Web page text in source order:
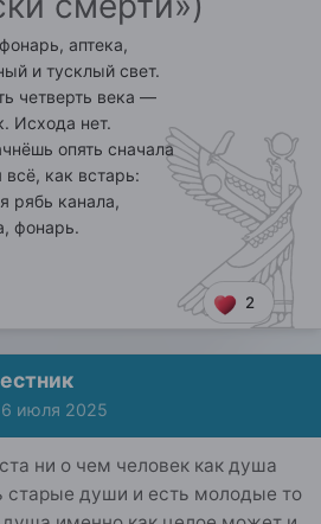
аптека,
и тусклый свет.
четверть века —
Исхода нет.
опять сначала
всё, как встарь:
рябь канала,
фонарь.
2
6 июля 2025
ни о чем человек как душа
старые души и есть молодые то